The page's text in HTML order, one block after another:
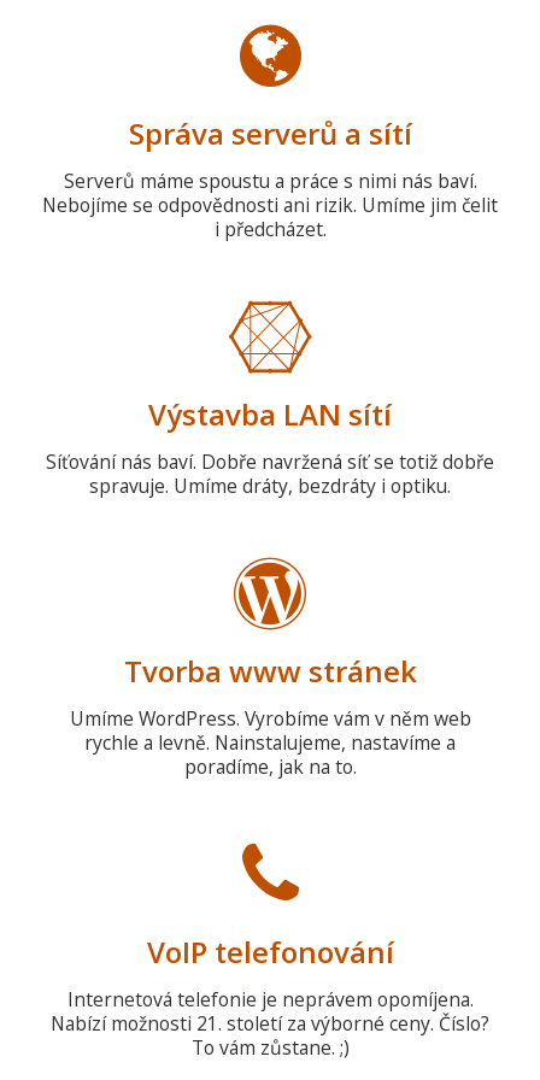
Správa serverů a sítí
Serverů máme spoustu a práce s nimi nás baví.
Nebojíme se odpovědnosti ani rizik. Umíme jim čelit
i předcházet.
Výstavba LAN sítí
Síťování nás baví. Dobře navržená síť se totiž dobře
spravuje. Umíme dráty, bezdráty i optiku.
Tvorba www stránek
Umíme WordPress. Vyrobíme vám v něm web
rychle a levně. Nainstalujeme, nastavíme a
poradíme, jak na to.
VoIP telefonování
Internetová telefonie je neprávem opomíjena.
Nabízí možnosti 21. století za výborné ceny. Číslo?
To vám zůstane. ;)